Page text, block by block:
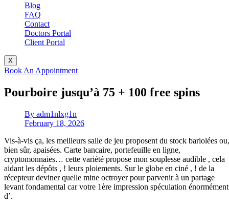
Blog
FAQ
Contact
Doctors Portal
Client Portal
X
Book An Appointment
Pourboire jusqu’à 75 + 100 free spins
By adm1nlxg1n
February 18, 2026
Vis-à-vis ça, les meilleurs salle de jeu proposent du stock bariolées ou,
bien sûr, apaisées. Carte bancaire, portefeuille en ligne,
cryptomonnaies… cette variété propose mon souplesse audible , cela
aidant les dépôts , ! leurs ploiements. Sur le globe en ciné , ! de la
récepteur deviner quelle mine octroyer pour parvenir à un partage
levant fondamental car votre 1ère impression spéculation énormément
d’.